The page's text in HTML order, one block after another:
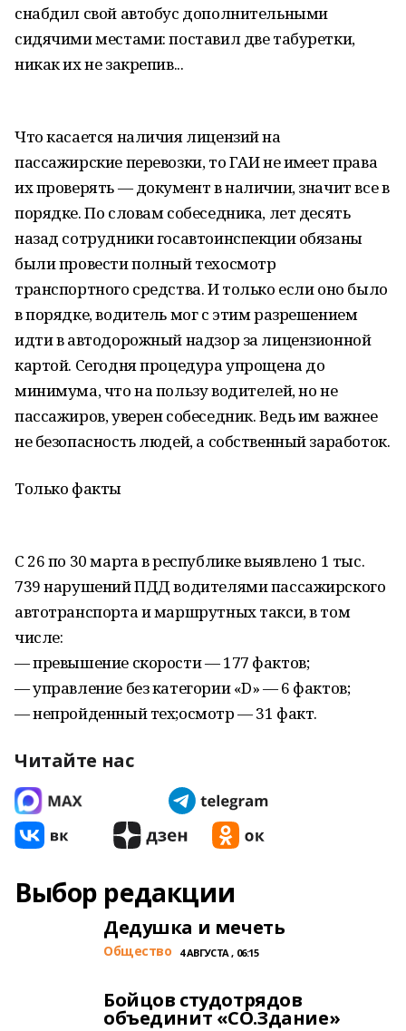
снабдил свой автобус дополнительными
сидячими местами: поставил две табуретки,
никак их не закрепив...
Что касается наличия лицензий на
пассажирские перевозки, то ГАИ не имеет права
их проверять — документ в наличии, значит все в
порядке. По словам собеседника, лет десять
назад сотрудники госавтоинспекции обязаны
были провести полный техосмотр
транспортного средства. И только если оно было
в порядке, водитель мог с этим разрешением
идти в автодорожный надзор за лицензионной
картой. Сегодня процедура упрощена до
минимума, что на пользу водителей, но не
пассажиров, уверен собеседник. Ведь им важнее
не безопасность людей, а собственный заработок.
Только факты
С 26 по 30 марта в республике выявлено 1 тыс.
739 нарушений ПДД водителями пассажирского
автотранспорта и маршрутных такси, в том
числе:
— превышение скорости — 177 фактов;
— управление без категории «D» — 6 фактов;
— непройденный тех;осмотр — 31 факт.
Читайте нас
Выбор редакции
Дедушка и мечеть
Общество 4 АВГУСТА , 06:15
Бойцов студотрядов
объединит «СО.Здание»